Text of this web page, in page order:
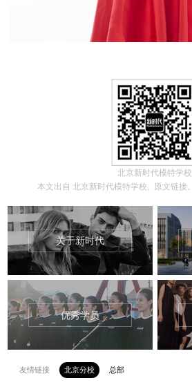
北京新时代模特学校
本文出自 北京新时代模特学校, 原文链接。
关于新时代
优秀学员
友情链接 北京分校 总部